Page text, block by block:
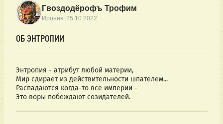
Гвоздодёрофъ Трофим
Ирония ·25.10.2022
ОБ ЭНТРОПИИ
Энтропия - атрибут любой материи,
Мир сдирает из действительности шпателем...
Распадаются когда-то все империи -
Это воры побеждают созидателей.